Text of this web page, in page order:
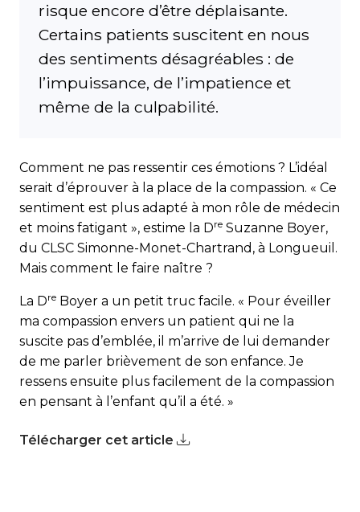
risque encore d’être déplaisante.
Certains patients suscitent en nous
des sentiments désagréables : de
l’impuissance, de l’impatience et
même de la culpabilité.
Comment ne pas ressentir ces émotions ? L’idéal
serait d’éprouver à la place de la compassion. « Ce
sentiment est plus adapté à mon rôle de médecin
et moins fatigant », estime la Dre Suzanne Boyer,
du CLSC Simonne-Monet-Chartrand, à Longueuil.
Mais comment le faire naître ?
La Dre Boyer a un petit truc facile. « Pour éveiller
ma compassion envers un patient qui ne la
suscite pas d’emblée, il m’arrive de lui demander
de me parler brièvement de son enfance. Je
ressens ensuite plus facilement de la compassion
en pensant à l’enfant qu’il a été. »
Télécharger cet article